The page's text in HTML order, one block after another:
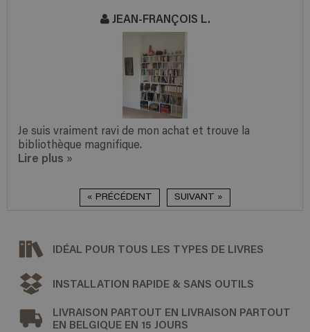
JEAN-FRANÇOIS L.
Je suis vraiment ravi de mon achat et trouve la
bibliothèque magnifique.
Lire plus »
« PRÉCÉDENT SUIVANT »
IDÉAL POUR TOUS LES TYPES DE LIVRES
INSTALLATION RAPIDE & SANS OUTILS
LIVRAISON PARTOUT EN LIVRAISON PARTOUT
EN BELGIQUE EN 15 JOURS